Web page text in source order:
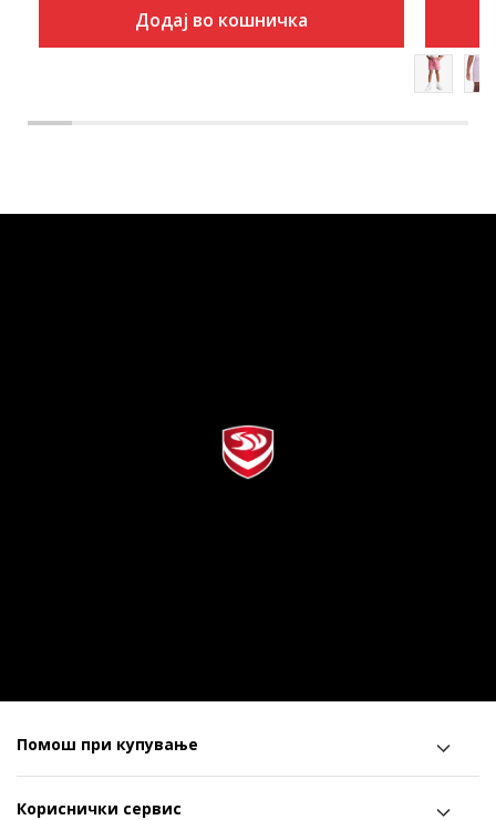
Додај во кошничка
Помош при купување
Кориснички сервис